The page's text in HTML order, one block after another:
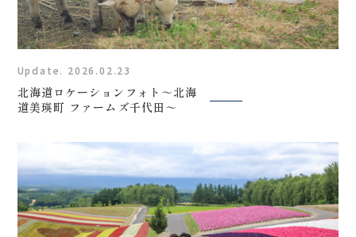
Update. 2026.02.23
北海道ロケーションフォト～北海
道美瑛町 ファームズ千代田～